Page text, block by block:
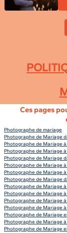
Ces pages
Photographe de mariage
Photographe de Mariage
Photographe de Mariage
Photographe de Mariage
Photographe de Mariage
Photographe de Mariage
Photographe de Mariage
Photographe de Mariage
Photographe de Mariage à
Photographe de Mariage à
Photographe de Mariage à
Photographe de Mariage
Photographe de Mariage
Photographe de Mariage à
Photographe de Mariage